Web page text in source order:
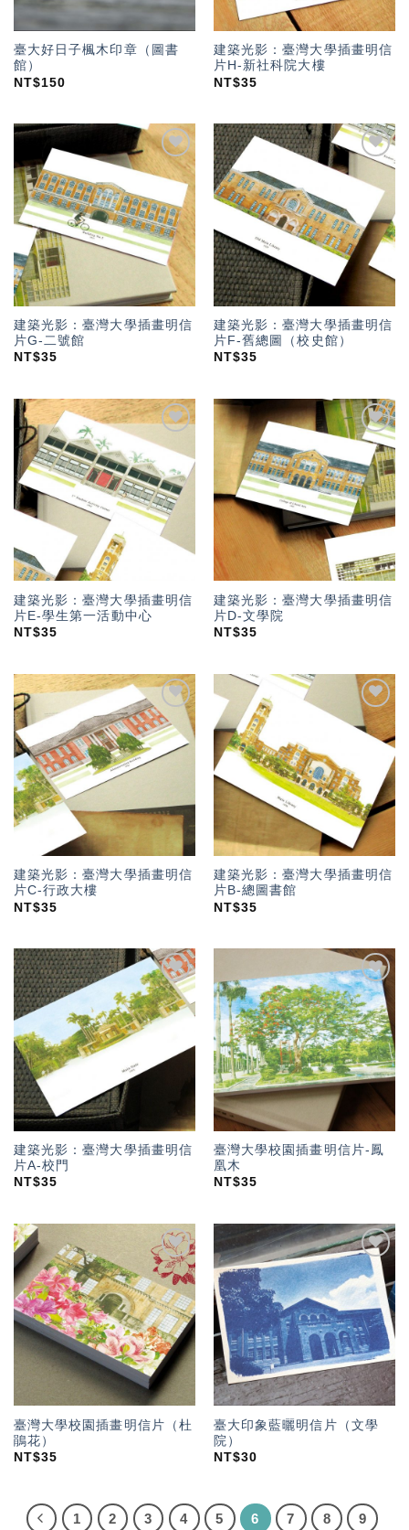
臺大好日子楓木印章（圖書
館）
NT$150
建築光影：臺灣大學插畫明信
片H-新社科院大樓
NT$35
加入
「願
望輕
單」
建築光影：臺灣大學插畫明信
片G-二號館
NT$35
加入
「願
望輕
單」
建築光影：臺灣大學插畫明信
片F-舊總圖（校史館）
NT$35
加入
「願
望輕
單」
建築光影：臺灣大學插畫明信
片E-學生第一活動中心
NT$35
加入
「願
望輕
單」
建築光影：臺灣大學插畫明信
片D-文學院
NT$35
加入
「願
望輕
單」
建築光影：臺灣大學插畫明信
片C-行政大樓
NT$35
加入
「願
望輕
建築光影：臺灣大學插畫明信
片B-總圖書館
NT$35
加入
「願
望輕
建築光影：臺灣大學插畫明信
片A-校門
NT$35
加入
「願
望輕
單」
臺灣大學校園插畫明信片-鳳
凰木
NT$35
加入
「願
望輕
單」
臺灣大學校園插畫明信片（杜
鵑花）
NT$35
加入
「願
望輕
單」
臺大印象藍曬明信片（文學
院）
NT$30
1 2 3 4 5 6 7 8
9